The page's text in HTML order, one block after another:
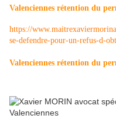
Valenciennes rétention du
https://
se-defendre-pour-un-refus-d-
Valenciennes rétention du